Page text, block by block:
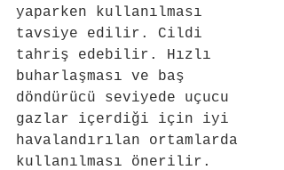
yaparken kullanılması
tavsiye edilir. Cildi
tahriş edebilir. Hızlı
buharlaşması ve baş
döndürücü seviyede uçucu
gazlar içerdiği için iyi
havalandırılan ortamlarda
kullanılması önerilir.